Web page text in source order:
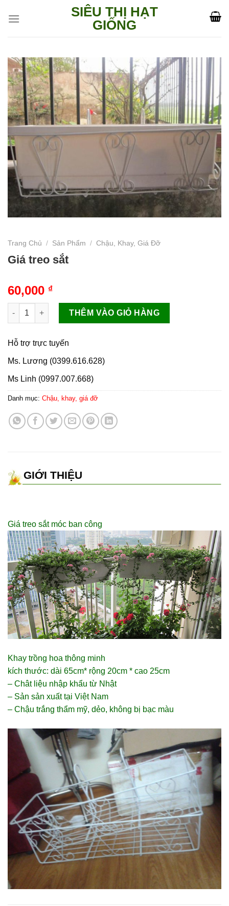
SIÊU THỊ HẠT
GIỐNG
Trang Chủ / Sản Phẩm / Chậu, Khay, Giá Đỡ
Giá treo sắt
60,000 ₫
Giá treo sắt số lượng
THÊM VÀO GIỎ HÀNG
Hỗ trợ trực tuyến
Ms. Lương (0399.616.628)
Ms Linh (0997.007.668)
Danh mục: Chậu, khay, giá đỡ
GIỚI THIỆU
Giá treo sắtmóc ban công
Khay trồng hoa thông minh
kích thước: dài 65cm* rộng 20cm * cao 25cm
– Chât liệu nhập khẩu từ Nhật
– Sản sản xuất tại Việt Nam
– Chậu trắng thẩm mỹ, dẻo, không bị bạc màu